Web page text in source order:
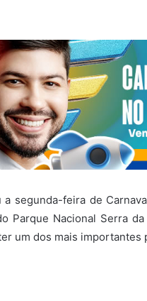
segunda-feira de
Parque Nacional Serra
um dos mais